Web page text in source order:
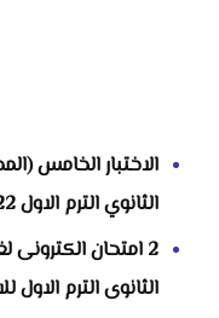
الاختبار الخامس
الثانوي الترم الاول 2022 من إعداد أ سمير جابر
الثانوى الترم